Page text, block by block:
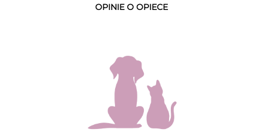
OPINIE O OPIECE